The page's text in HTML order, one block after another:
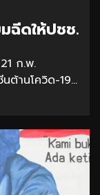
ฉีดให้ปชช.
ก.พ.
ต้านโควิด-19...